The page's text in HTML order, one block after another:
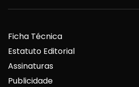
Ficha Técnica
Estatuto Editorial
Assinaturas
Publicidade